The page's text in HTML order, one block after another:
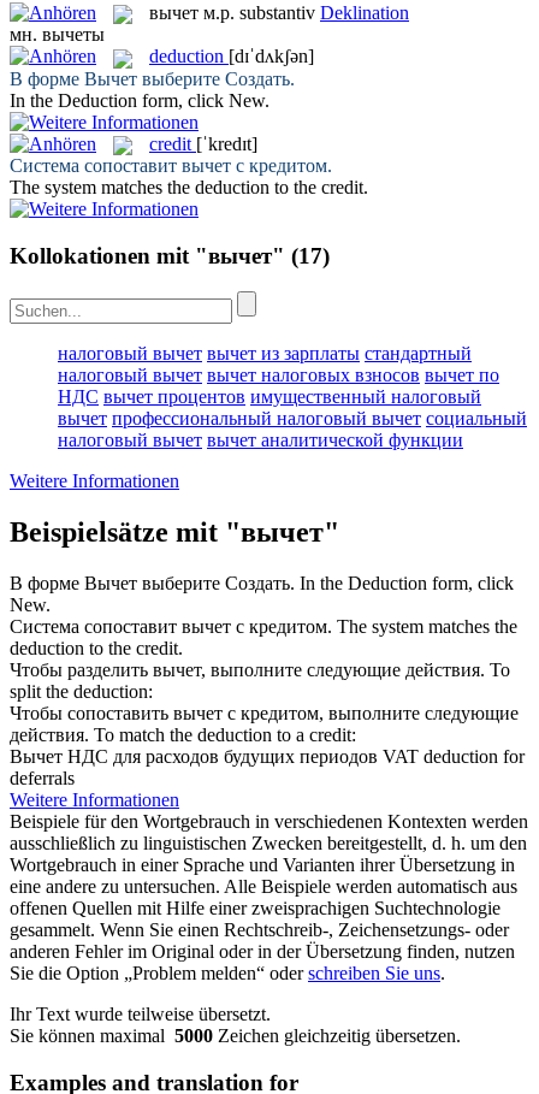
вычет м.р. substantiv Deklination
мн. вычеты
deduction [dɪˈdʌkʃən]
В форме Вычет выберите Создать.
In the Deduction form, click New.
credit [ˈkredɪt]
Система сопоставит вычет с кредитом.
The system matches the deduction to the credit.
Kollokationen mit "вычет" (17)
налоговый вычет вычет из зарплаты стандартный
налоговый вычет вычет налоговых взносов вычет по
НДС вычет процентов имущественный налоговый
вычет профессиональный налоговый вычет социальный
налоговый вычет вычет аналитической функции
Weitere Informationen
Beispielsätze mit "вычет"
В форме Вычет выберите Создать. In the Deduction form, click
New.
Система сопоставит вычет с кредитом. The system matches the
deduction to the credit.
Чтобы разделить вычет, выполните следующие действия. To
split the deduction:
Чтобы сопоставить вычет с кредитом, выполните следующие
действия. To match the deduction to a credit:
Вычет НДС для расходов будущих периодов VAT deduction for
deferrals
Weitere Informationen
Beispiele für den Wortgebrauch in verschiedenen Kontexten werden
ausschließlich zu linguistischen Zwecken bereitgestellt, d. h. um den
Wortgebrauch in einer Sprache und Varianten ihrer Übersetzung in
eine andere zu untersuchen. Alle Beispiele werden automatisch aus
offenen Quellen mit Hilfe einer zweisprachigen Suchtechnologie
gesammelt. Wenn Sie einen Rechtschreib-, Zeichensetzungs- oder
anderen Fehler im Original oder in der Übersetzung finden, nutzen
Sie die Option „Problem melden“ oderschreiben Sie uns.
Ihr Text wurde teilweise übersetzt.
Sie können maximal 5000 Zeichen gleichzeitig übersetzen.
Examples and translation for